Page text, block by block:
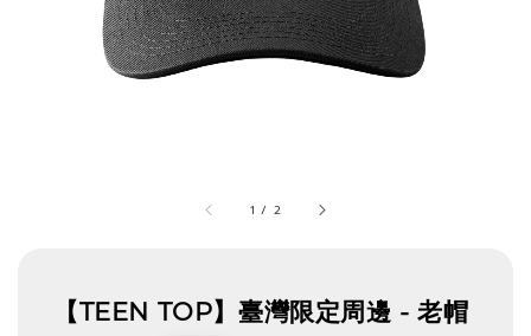
1 / 2
【TEEN TOP】臺灣限定周邊 - 老帽